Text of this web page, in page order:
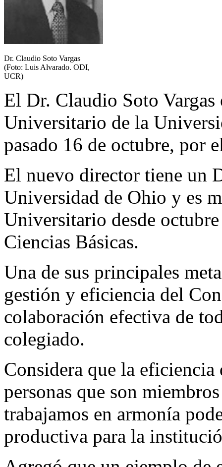
Dr. Claudio Soto Vargas
(Foto: Luis Alvarado. ODI,
UCR)
El Dr. Claudio Soto
Universitario de la
pasado 16 de octubre, por
El nuevo director tiene un
Universidad de Ohio y es
Universitario desde
Ciencias Básicas.
Una de sus principales
gestión y eficiencia del
colaboración efectiva de
colegiado.
Considera que la eficiencia
personas que son
trabajamos en armonía
productiva para la